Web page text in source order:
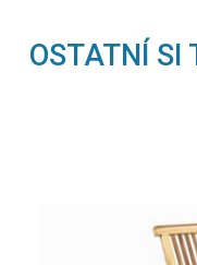
OSTATNÍ SI